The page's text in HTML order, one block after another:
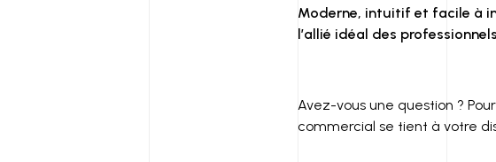
Moderne, intuitif et facile à
l’allié idéal des
Avez-vous une question ?
commercial se tient à votre